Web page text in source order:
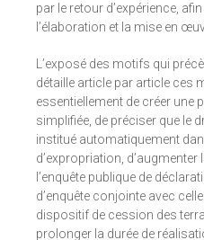
par le retour d’expérience,
l’élaboration et la mise en
L’exposé des motifs qui
détaille article par article ces
essentiellement de créer une
simplifiée, de préciser que le
institué automatiquement
d’expropriation, d’augmenter
l’enquête publique de
d’enquête conjointe avec
dispositif de cession des
prolonger la durée de